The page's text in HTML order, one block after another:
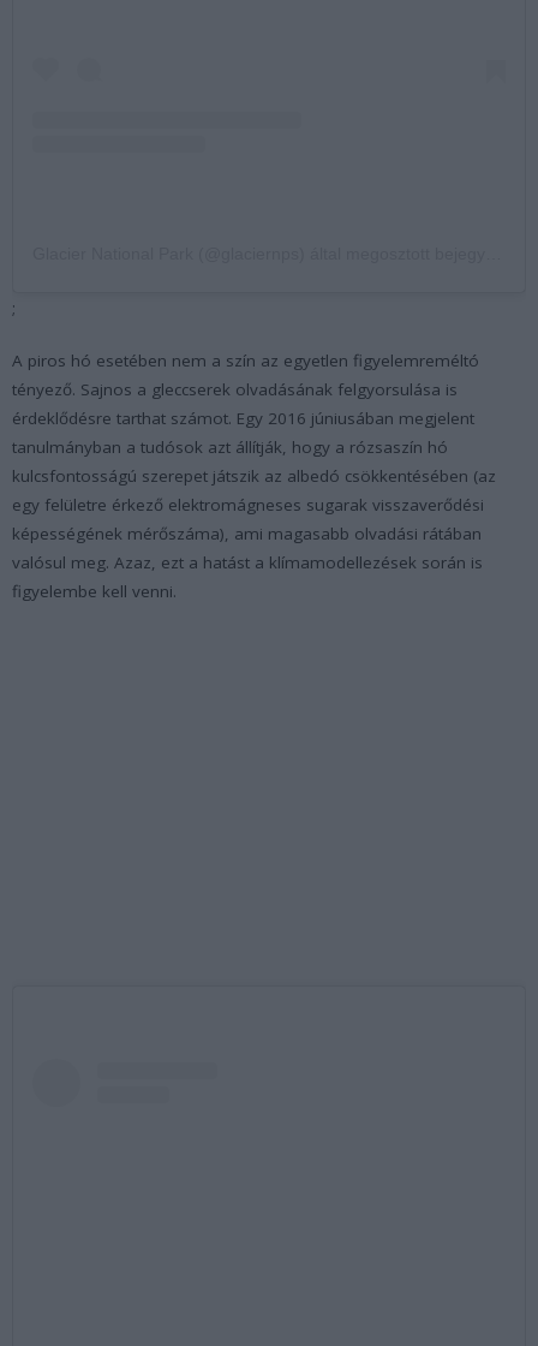
;
A piros hó esetében nem a szín az egyetlen figyelemreméltó
tényező. Sajnos a gleccserek olvadásának felgyorsulása is
érdeklődésre tarthat számot. Egy 2016 júniusában megjelent
tanulmányban a tudósok azt állítják, hogy a rózsaszín hó
kulcsfontosságú szerepet játszik az albedó csökkentésében (az
egy felületre érkező elektromágneses sugarak visszaverődési
képességének mérőszáma), ami magasabb olvadási rátában
valósul meg. Azaz, ezt a hatást a klímamodellezések során is
figyelembe kell venni.